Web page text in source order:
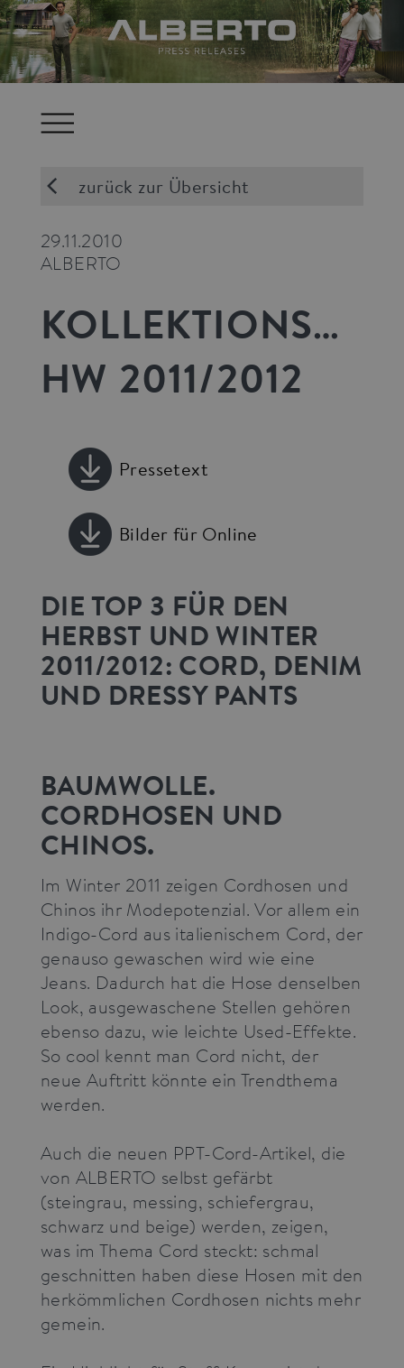
zurück zur Übersicht
29.11.2010
ALBERTO
KOLLEKTIONSBERICHT
HW 2011/2012
Pressetext
Bilder für Online
DIE TOP 3 FÜR DEN
HERBST UND WINTER
2011/2012: CORD, DENIM
UND DRESSY PANTS
BAUMWOLLE.
CORDHOSEN UND
CHINOS.
Im Winter 2011 zeigen Cordhosen und
Chinos ihr Modepotenzial. Vor allem ein
Indigo-Cord aus italienischem Cord, der
genauso gewaschen wird wie eine
Jeans. Dadurch hat die Hose denselben
Look, ausgewaschene Stellen gehören
ebenso dazu, wie leichte Used-Effekte.
So cool kennt man Cord nicht, der
neue Auftritt könnte ein Trendthema
werden.
Auch die neuen PPT-Cord-Artikel, die
von ALBERTO selbst gefärbt
(steingrau, messing, schiefergrau,
schwarz und beige) werden, zeigen,
was im Thema Cord steckt: schmal
geschnitten haben diese Hosen mit den
herkömmlichen Cordhosen nichts mehr
gemein.